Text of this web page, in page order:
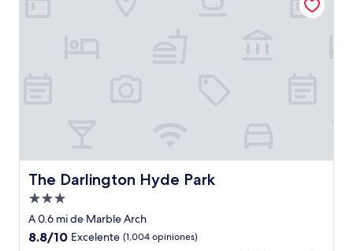
The Darlington Hyde Park
The Darlington Hyde Park
Propiedad
de
3.0
A 0.6 mi de Marble Arch
8.8
8.8/10 Excelente (1,004 opiniones)